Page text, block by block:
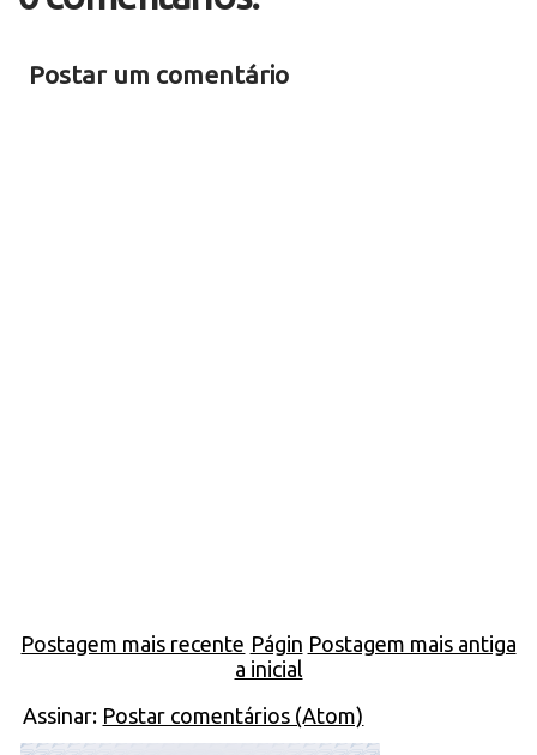
Postar um comentário
Postagem mais recente Postagem mais antiga
Págin
a inicial
Assinar: Postar comentários (Atom)